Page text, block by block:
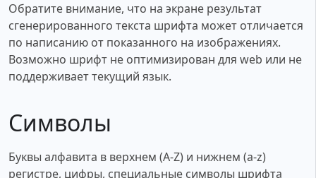
Обратите внимание, что на экране результат
сгенерированного текста шрифта может отличается
по написанию от показанного на изображениях.
Возможно шрифт не оптимизирован для web или не
поддерживает текущий язык.
Символы
Буквы алфавита в верхнем (A-Z) и нижнем (a-z)
регистре, цифры, специальные символы шрифта